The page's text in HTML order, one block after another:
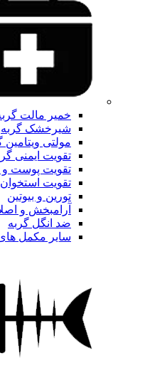
خمیر مالت
شیرخشک گربه
مولتی ویتامین
تقویت ایمنی
تقویت پوست و
تقویت
تورین و بیوتین
آرامبخش و
ضد انگل گربه
سایر مکمل